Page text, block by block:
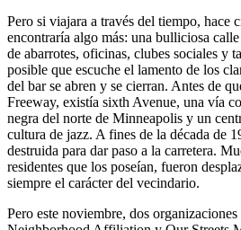
Pero si viajara a través del tiempo, hace
encontraría algo más: una bulliciosa
de abarrotes, oficinas, clubes sociales y
posible que escuche el lamento de los
del bar se abren y se cierran. Antes de
Freeway, existía sixth Avenue, una vía
negra del norte de Minneapolis y un
cultura de jazz. A fines de la década de
destruida para dar paso a la carretera.
residentes que los poseían, fueron
siempre el carácter del vecindario.
Pero este noviembre, dos